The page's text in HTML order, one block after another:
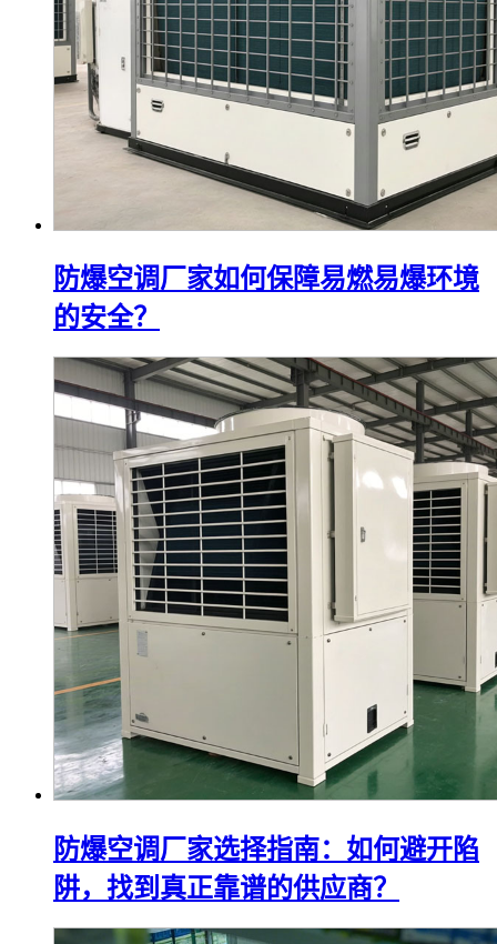
防爆空调厂家如何保障易燃易爆环境
的安全？
防爆空调厂家选择指南：如何避开陷
阱，找到真正靠谱的供应商？